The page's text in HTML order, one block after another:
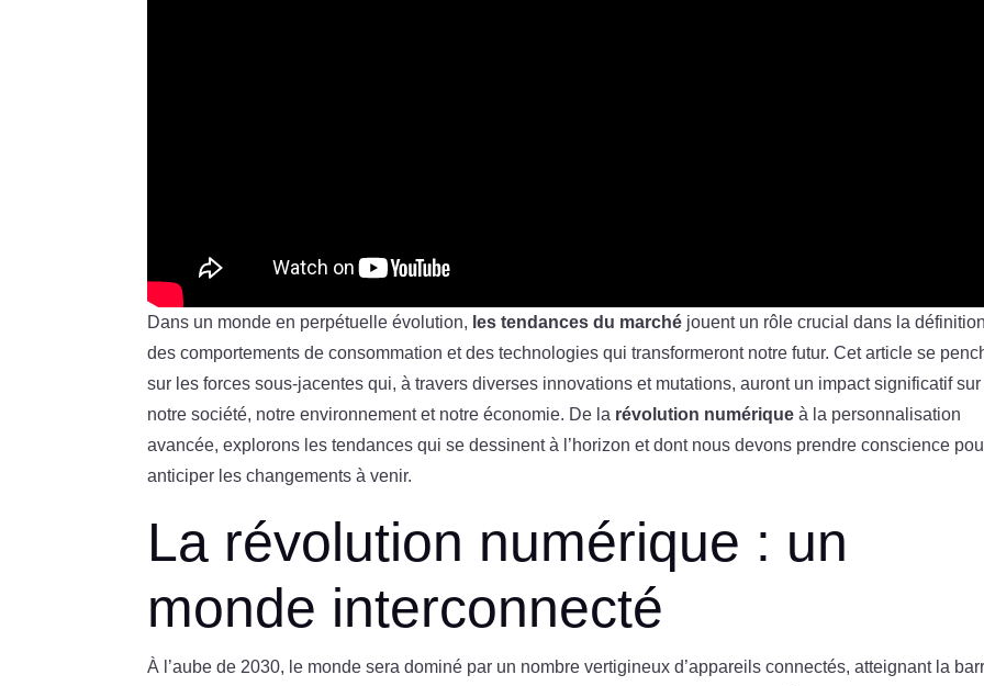
Dans un monde en perpétuelle évolution, les tendances du marché jouent un rôle crucial dans la
des comportements de consommation et des technologies qui transformeront notre futur. Cet article se
sur les forces sous-jacentes qui, à travers diverses innovations et mutations, auront un impact significatif sur
notre société, notre environnement et notre économie. De la révolution numérique à la personnalisation
avancée, explorons les tendances qui se dessinent à l’horizon et dont nous devons prendre conscience
anticiper les changements à venir.
La révolution numérique : un
monde interconnecté
À l’aube de 2030, le monde sera dominé par un nombre vertigineux d’appareils connectés, atteignant la